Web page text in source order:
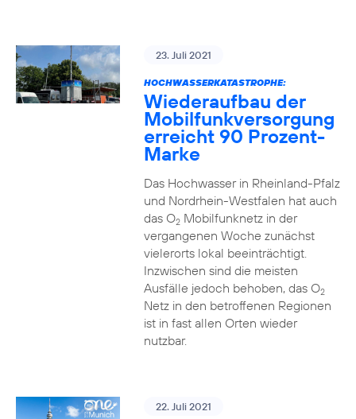
23. Juli 2021
HOCHWASSERKATASTROPHE:
Wiederaufbau der
Mobilfunkversorgung
erreicht 90 Prozent-
Marke
Das Hochwasser in Rheinland-Pfalz
und Nordrhein-Westfalen hat auch
das O2Mobilfunknetz in der
vergangenen Woche zunächst
vielerorts lokal beeinträchtigt.
Inzwischen sind die meisten
Ausfälle jedoch behoben, das O2
Netz in den betroffenen Regionen
ist in fast allen Orten wieder
nutzbar.
22. Juli 2021